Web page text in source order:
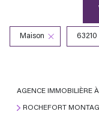
Maison
AGENCE IMMOBILIÈRE
ROCHEFORT